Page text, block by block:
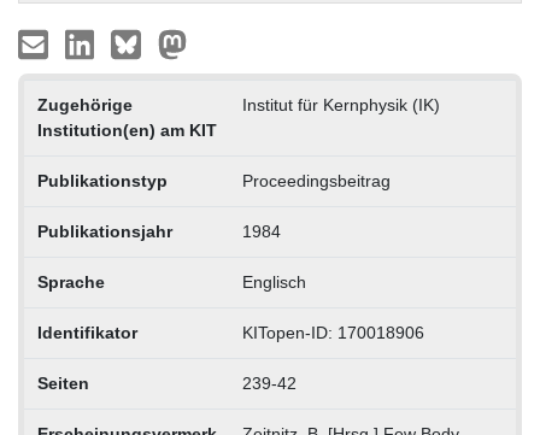
Zugehörige
Institution(en) am KIT
Institut für Kernphysik (IK)
Publikationstyp Proceedingsbeitrag
Publikationsjahr 1984
Sprache Englisch
Identifikator KITopen-ID: 170018906
Seiten 239-42